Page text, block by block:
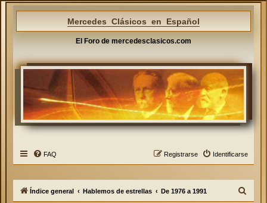
Mercedes Clásicos en Español
El Foro de mercedesclasicos.com
FAQ Identificarse
Registrarse
Índice general Hablemos de estrellas De 1976 a 1991